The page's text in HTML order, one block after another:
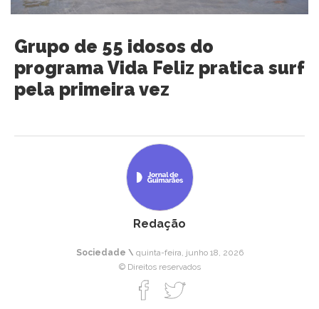
Grupo de 55 idosos do
programa Vida Feliz pratica surf
pela primeira vez
Redação
Sociedade \ quinta-feira, junho 18, 2026
© Direitos reservados